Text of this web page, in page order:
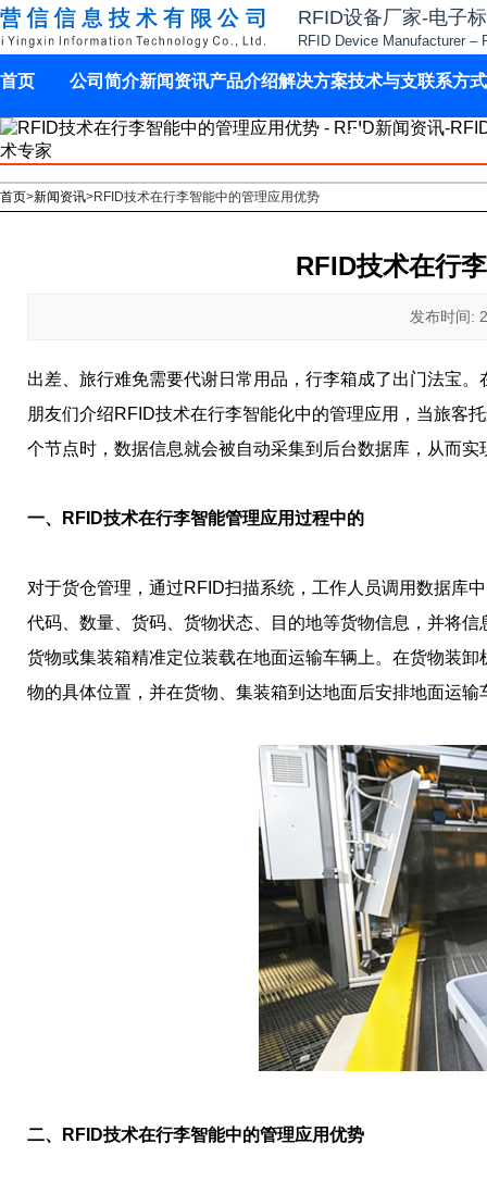
RFID设备厂家-电子
RFID Device Manufacturer –
首页 公司简介新闻资讯产品介绍解决方案技术与支
持
联系方式
首页>新闻资讯>RFID技术在行李智能中的管理应用优势
RFID技术在行
发布时间:
出差、旅行难免需要代谢日常用品，行李箱成了出门法宝
朋友们介绍RFID技术在行李智能化中的管理应用，当旅客
个节点时，数据信息就会被自动采集到后台数据库，从而
一、RFID技术在行李智能管理应用过程中的
对于货仓管理，通过RFID扫描系统，工作人员调用数据库
代码、数量、货码、货物状态、目的地等货物信息，并将
货物或集装箱精准定位装载在地面运输车辆上。在货物装
物的具体位置，并在货物、集装箱到达地面后安排地面运
二、RFID技术在行李智能中的管理应用优势